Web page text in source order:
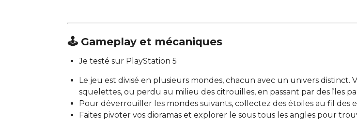
🕹️ Gameplay et mécaniques
Je testé sur PlayStation 5
Le jeu est divisé en plusieurs mondes, chacun avec un univers
squelettes, ou perdu au milieu des citrouilles, en passant par des îles
Pour déverrouiller les mondes suivants, collectez des étoiles au fil des
Faites pivoter vos dioramas et explorer le sous tous les angles pour